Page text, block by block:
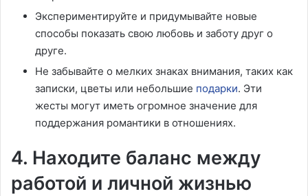
Экспериментируйте и придумывайте новые
способы показать свою любовь и заботу друг о
друге.
Не забывайте о мелких знаках внимания, таких как
записки, цветы или небольшие подарки. Эти
жесты могут иметь огромное значение для
поддержания романтики в отношениях.
4. Находите баланс между
работой и личной жизнью